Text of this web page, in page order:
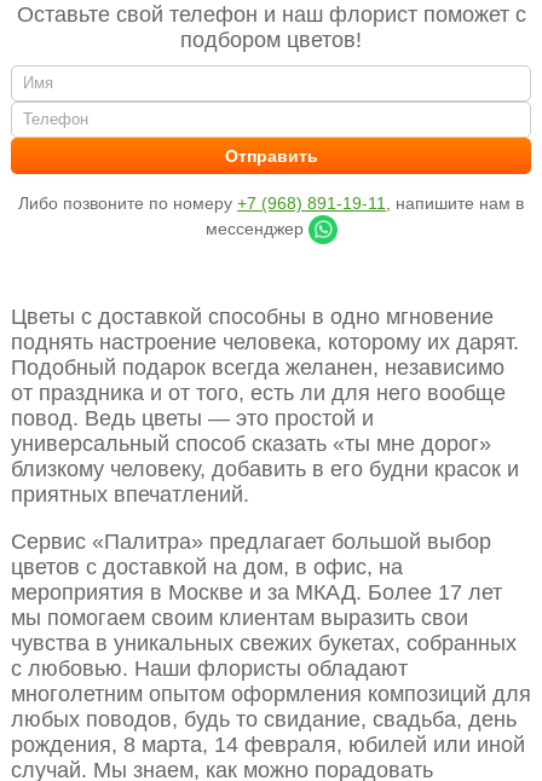
Оставьте свой телефон и наш флорист поможет с
подбором цветов!
Либо позвоните по номеру +7 (968) 891-19-11
, напишите нам в
мессенджер
Цветы с доставкой способны в одно мгновение
поднять настроение человека, которому их дарят.
Подобный подарок всегда желанен, независимо
от праздника и от того, есть ли для него вообще
повод. Ведь цветы — это простой и
универсальный способ сказать «ты мне дорог»
близкому человеку, добавить в его будни красок и
приятных впечатлений.
Сервис «Палитра» предлагает большой выбор
цветов с доставкой на дом, в офис, на
мероприятия в Москве и за МКАД. Более 17 лет
мы помогаем своим клиентам выразить свои
чувства в уникальных свежих букетах, собранных
с любовью. Наши флористы обладают
многолетним опытом оформления композиций для
любых поводов, будь то свидание, свадьба, день
рождения, 8 марта, 14 февраля, юбилей или иной
случай. Мы знаем, как можно порадовать